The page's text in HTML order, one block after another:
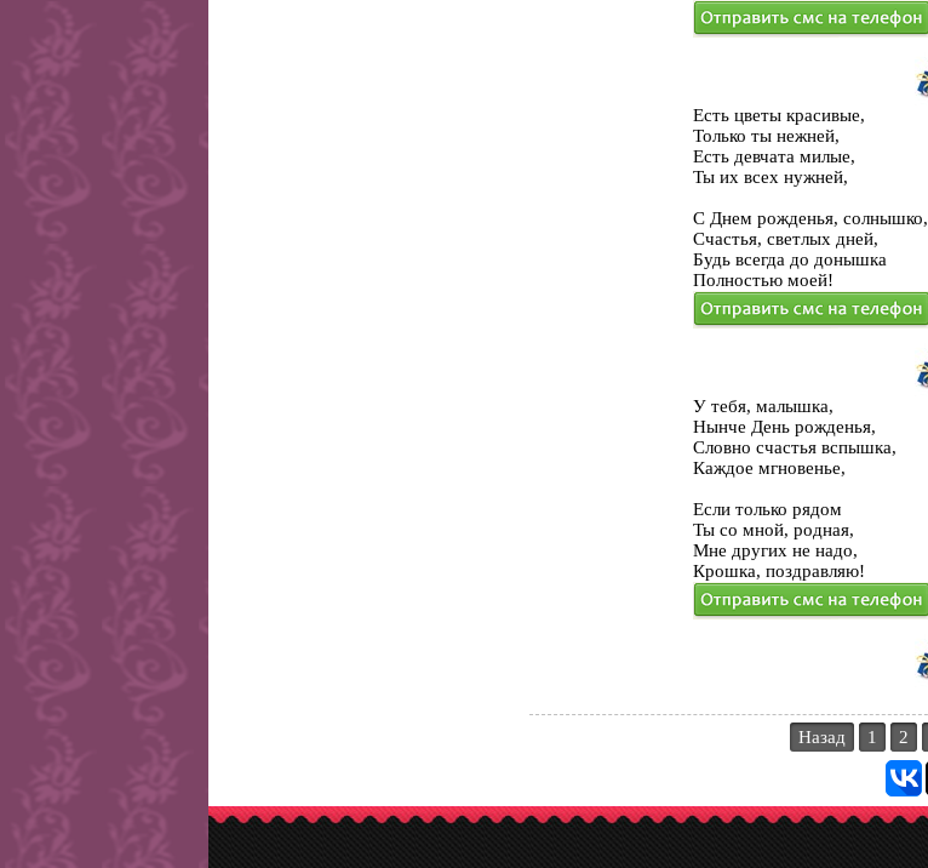
Есть цветы красивые,
Только ты нежней,
Есть девчата милые,
Ты их всех нужней,
С Днем рожденья, солнышко,
Счастья, светлых дней,
Будь всегда до донышка
Полностью моей!
У тебя, малышка,
Нынче День рожденья,
Словно счастья вспышка,
Каждое мгновенье,
Если только рядом
Ты со мной, родная,
Мне других не надо,
Крошка, поздравляю!
Назад 1 2